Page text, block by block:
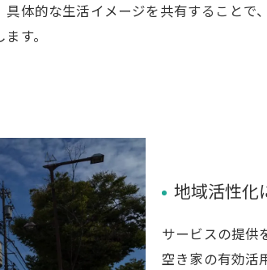
体的な生活イメージを共有することで
す。
地域活性化
サービスの提供
空き家の有効活